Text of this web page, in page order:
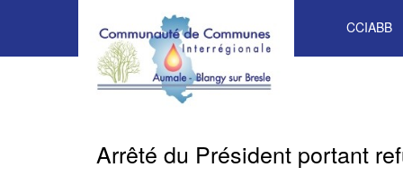
CCIABB
Arrêté du Président portant